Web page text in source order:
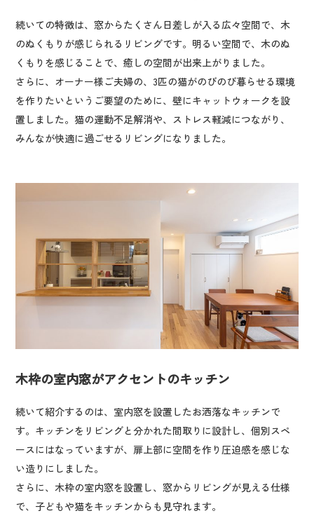
続いての特徴は、窓からたくさん日差しが入る広々空間で、木
のぬくもりが感じられるリビングです。明るい空間で、木のぬ
くもりを感じることで、癒しの空間が出来上がりました。
さらに、オーナー様ご夫婦の、3匹の猫がのびのび暮らせる環境
を作りたいというご要望のために、壁にキャットウォークを設
置しました。猫の運動不足解消や、ストレス軽減につながり、
みんなが快適に過ごせるリビングになりました。
木枠の室内窓がアクセントのキッチン
続いて紹介するのは、室内窓を設置したお洒落なキッチンで
す。キッチンをリビングと分かれた間取りに設計し、個別スペ
ースにはなっていますが、扉上部に空間を作り圧迫感を感じな
い造りにしました。
さらに、木枠の室内窓を設置し、窓からリビングが見える仕様
で、子どもや猫をキッチンからも見守れます。